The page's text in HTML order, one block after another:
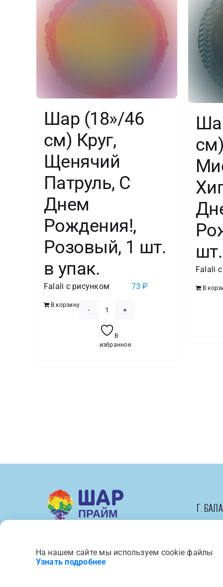
Шар (18»/46
см) Круг,
Щенячий
Патруль, С
Днем
Рождения!,
Розовый, 1 шт.
в упак.
Falali с рисунком 73₽
В корзину
товара
Шар
Розовый,
шт.
в
упак.
В
избранное
Falali
В
г.
Вся представленная на сайте
На нашем сайте мы используем cookie файлы
Узнать подробнее